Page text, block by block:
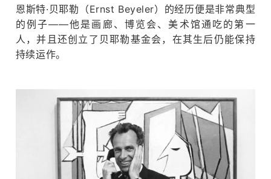
恩斯特·贝耶勒（Ernst Beyeler）的经历便是非常典型
的例子——他是画廊、博览会、美术馆通吃的第一
人，并且还创立了贝耶勒基金会，在其生后仍能保持
持续运作。